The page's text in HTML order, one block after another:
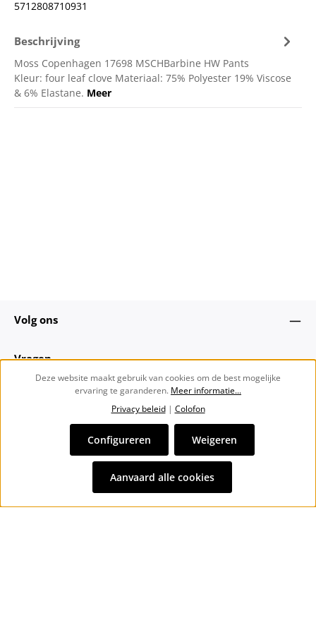
5712808710931
Beschrijving
Moss Copenhagen 17698 MSCHBarbine HW Pants
Kleur: four leaf clove Materiaal: 75% Polyester 19% Viscose
& 6% Elastane. Meer
Volg ons
Vragen
Alle prijzen incl. btw plusverzendkosten
bezorgkosten, indien niet anders vermeld.
Deze website maakt gebruik van cookies om de best mogelijke
ervaring te garanderen. Meer informatie...
Privacy beleid| Colofon
Weigeren
Configureren
Aanvaard alle cookies